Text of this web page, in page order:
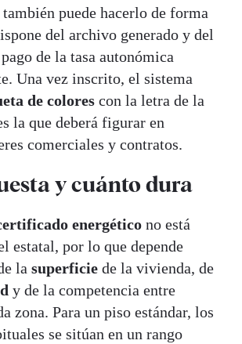
también puede hacerlo de forma
del archivo generado y del
de la tasa autonómica
Una vez inscrito, el sistema
de colores con la letra de la
la que deberá figurar en
comerciales y contratos.
y cuánto dura
energético no está
estatal, por lo que depende
la superficie de la vivienda, de
y de la competencia entre
zona. Para un piso estándar, los
se sitúan en un rango